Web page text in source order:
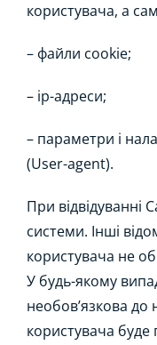
користувача, а
– файли cookie;
– ір-адреси;
– параметри і
(User-agent).
При відвідуванні
системи. Інші
користувача не
У будь-якому
необов’язкова до
користувача